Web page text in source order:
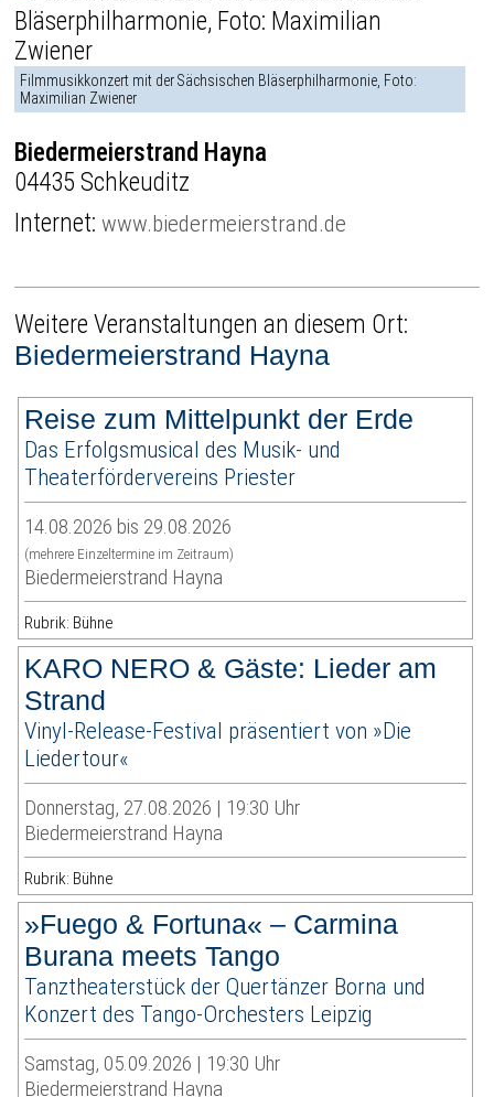
Filmmusikkonzert mit der Sächsischen Bläserphilharmonie, Foto:
Maximilian Zwiener
Biedermeierstrand Hayna
04435 Schkeuditz
Internet:www.biedermeierstrand.de
Weitere Veranstaltungen an diesem Ort:
Biedermeierstrand Hayna
Reise zum Mittelpunkt der Erde
Das Erfolgsmusical des Musik- und
Theaterfördervereins Priester
14.08.2026 bis 29.08.2026
(mehrere Einzeltermine im Zeitraum)
Biedermeierstrand Hayna
Rubrik: Bühne
KARO NERO & Gäste: Lieder am
Strand
Vinyl-Release-Festival präsentiert von »Die
Liedertour«
Donnerstag, 27.08.2026 | 19:30 Uhr
Biedermeierstrand Hayna
Rubrik: Bühne
»Fuego & Fortuna« – Carmina
Burana meets Tango
Tanztheaterstück der Quertänzer Borna und
Konzert des Tango-Orchesters Leipzig
Samstag, 05.09.2026 | 19:30 Uhr
Biedermeierstrand Hayna